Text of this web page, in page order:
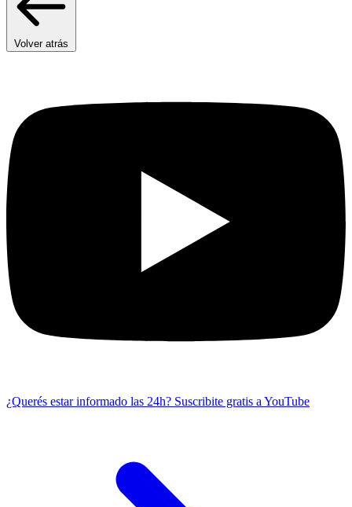
Volver atrás
¿Querés estar informado las 24h? Suscribite gratis a YouTube